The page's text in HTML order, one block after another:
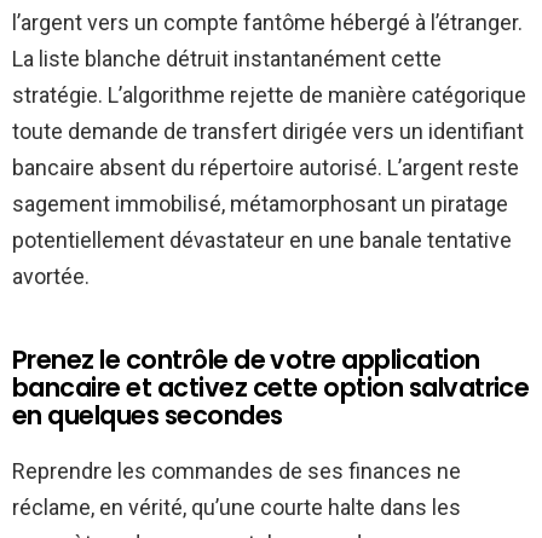
l’argent vers un compte fantôme hébergé à l’étranger.
La liste blanche détruit instantanément cette
stratégie. L’algorithme rejette de manière catégorique
toute demande de transfert dirigée vers un identifiant
bancaire absent du répertoire autorisé. L’argent reste
sagement immobilisé, métamorphosant un piratage
potentiellement dévastateur en une banale tentative
avortée.
Prenez le contrôle de votre application
bancaire et activez cette option salvatrice
en quelques secondes
Reprendre les commandes de ses finances ne
réclame, en vérité, qu’une courte halte dans les